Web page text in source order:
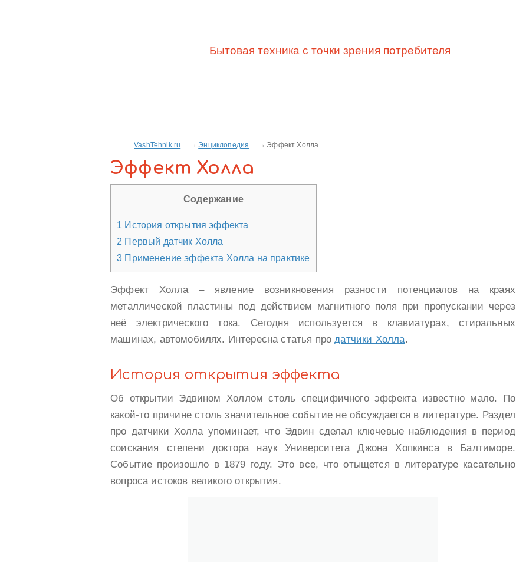
Бытовая техника с точки зрения потребителя
VashTehnik.ru Энциклопедия Эффект Холла
Эффект Холла
Содержание
1 История открытия эффекта
2 Первый датчик Холла
3 Применение эффекта Холла на практике
Эффект Холла – явление возникновения разности потенциалов на краях
металлической пластины под действием магнитного поля при пропускании через
неё электрического тока. Сегодня используется в клавиатурах, стиральных
машинах, автомобилях. Интересна статья продатчики Холла.
История открытия эффекта
Об открытии Эдвином Холлом столь специфичного эффекта известно мало. По
какой-то причине столь значительное событие не обсуждается в литературе. Раздел
про датчики Холла упоминает, что Эдвин сделал ключевые наблюдения в период
соискания степени доктора наук Университета Джона Хопкинса в Балтиморе.
Событие произошло в 1879 году. Это все, что отыщется в литературе касательно
вопроса истоков великого открытия.